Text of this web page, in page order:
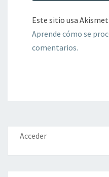
Este sitio usa
Aprende cómo se
comentarios.
Acceder